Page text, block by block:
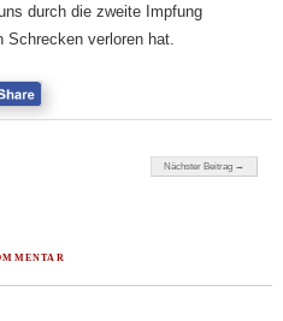
durch die zweite Impfung
Schrecken verloren hat.
Nächster Beitrag →